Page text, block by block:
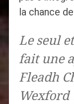
la chance
Le seul
fait une
Fleadh